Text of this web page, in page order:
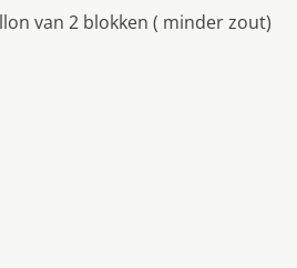
van 2 blokken ( minder zout)